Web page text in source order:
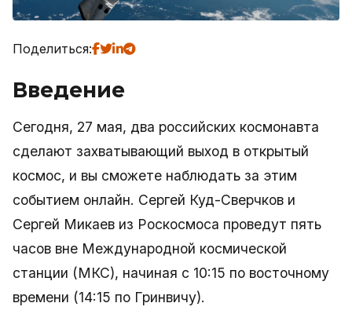
Поделиться:
Введение
Сегодня, 27 мая, два российских космонавта
сделают захватывающий выход в открытый
космос, и вы сможете наблюдать за этим
событием онлайн. Сергей Куд-Сверчков и
Сергей Микаев из Роскосмоса проведут пять
часов вне Международной космической
станции (МКС), начиная с 10:15 по восточному
времени (14:15 по Гринвичу).